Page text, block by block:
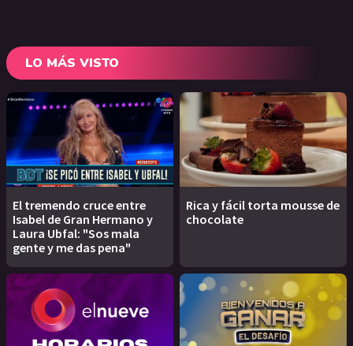
LO MÁS VISTO
El tremendo cruce entre
Isabel de Gran Hermano y
Laura Ubfal: "Sos mala
gente y me das pena"
Rica y fácil torta mousse de
chocolate